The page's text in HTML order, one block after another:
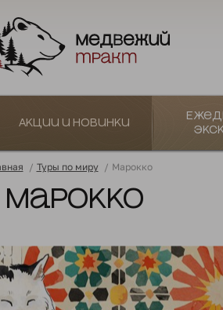
Акции и новинки
/ Туры по миру / Марокко
Марокко